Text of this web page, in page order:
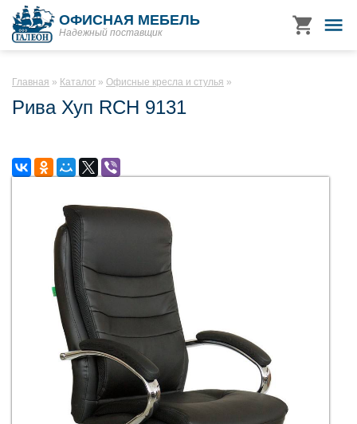
ОФИСНАЯ МЕБЕЛЬ
Надежный поставщик
Главная Каталог Офисные кресла и стулья
Рива Хуп RCH 9131